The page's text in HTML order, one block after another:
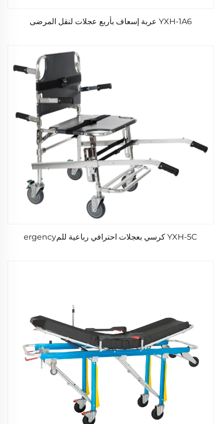
YXH-1A6 عربة إسعاف بأربع عجلات لنقل المرضى
YXH-5C كرسي بعجلات احترافي رباعية للمergency